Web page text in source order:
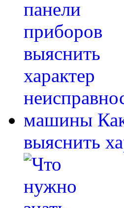
выяснить